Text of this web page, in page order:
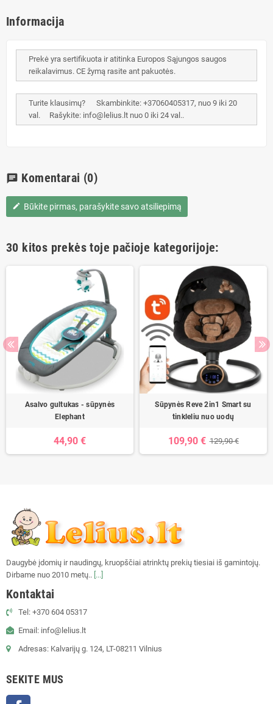
Informacija
Prekė yra sertifikuota ir atitinka Europos Sąjungos saugos
reikalavimus. CE žymą rasite ant pakuotės.
Turite klausimų? Skambinkite: +37060405317, nuo 9 iki 20
val. Rašykite: info@lelius.lt nuo 0 iki 24 val..
chat Komentarai (0)
edit Būkite pirmas, parašykite savo atsiliepimą
30 kitos prekės toje pačioje kategorijoje:
Asalvo gultukas - sūpynės
Elephant
44,90 €
Sūpynės Reve 2in1 Smart su
tinkleliu nuo uodų
109,90 € 129,90 €
Daugybė įdomių ir naudingų, kruopščiai atrinktų prekių tiesiai iš gamintojų.
Dirbame nuo 2010 metų.. [...]
Kontaktai
Tel: +370 604 05317
Email: info@lelius.lt
Adresas: Kalvarijų g. 124, LT-08211 Vilnius
SEKITE MUS